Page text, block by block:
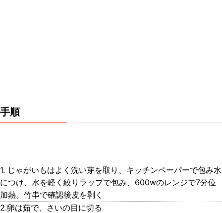
手順
1. じゃがいもはよく洗い芽を取り、キッチンペーパーで包み水
につけ、水を軽く絞りラップで包み、600wのレンジで7分位
加熱。竹串で確認後皮を剥く
2.卵は茹で、さいの目に切る